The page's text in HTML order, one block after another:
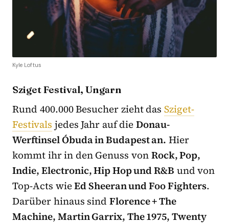
Kyle Loftus
Sziget Festival, Ungarn
Rund 400.000 Besucher zieht dasSziget-
Festivals jedes Jahr auf dieDonau-
Werftinsel Óbuda in Budapest an. Hier
kommt ihr in den Genuss vonRock, Pop,
Indie, Electronic, Hip Hop und R&B und von
Top-Acts wieEd Sheeran und Foo Fighters.
Darüber hinaus sind Florence + The
Machine, Martin Garrix, The 1975, Twenty